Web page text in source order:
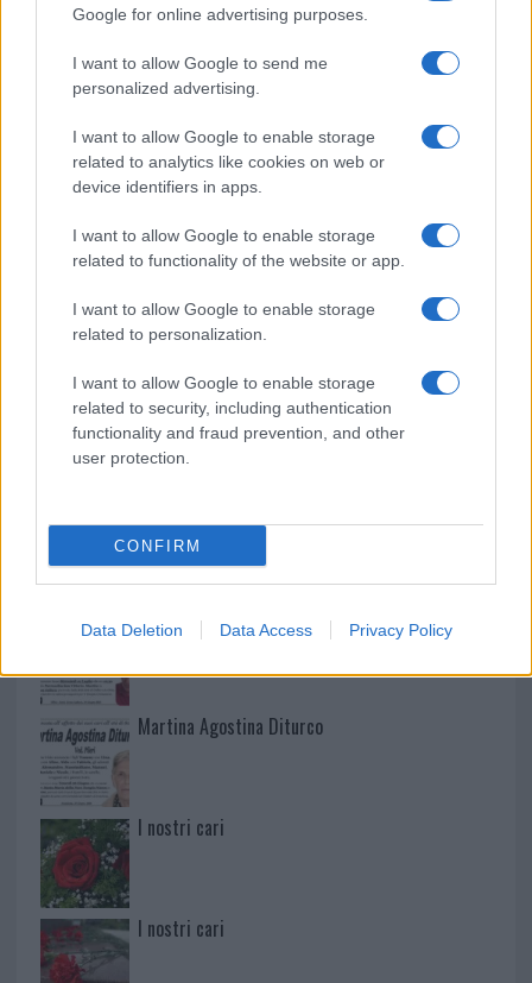
Google for online advertising purposes.
I want to allow Google to send me
personalized advertising.
I want to allow Google to enable storage
related to analytics like cookies on web or
device identifiers in apps.
I want to allow Google to enable storage
related to functionality of the website or app.
I want to allow Google to enable storage
related to personalization.
I want to allow Google to enable storage
related to security, including authentication
functionality and fraud prevention, and other
user protection.
CONFIRM
Data Deletion Data Access Privacy Policy
Test tunnel Olbia: rampe chiuse ancora fino a
amate dell’estate 2026
NECROLOGIE
Mario Malu
Paolo Pinna
Martina Agostina Diturco
I nostri cari
I nostri cari